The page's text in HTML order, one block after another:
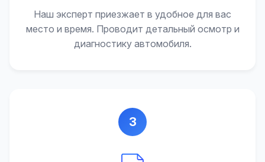
Наш эксперт приезжает в удобное для вас
место и время. Проводит детальный осмотр и
диагностику автомобиля.
3